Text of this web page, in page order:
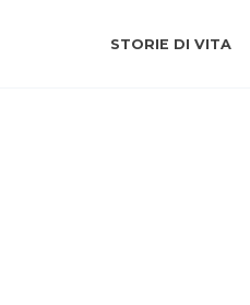
STORIE DI VITA